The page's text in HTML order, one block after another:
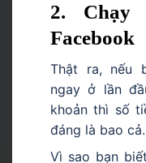
2. Chạy
Facebook
Thật ra, nếu
ngay ở lần
khoản thì số
đáng là bao cả.
Vì sao bạn